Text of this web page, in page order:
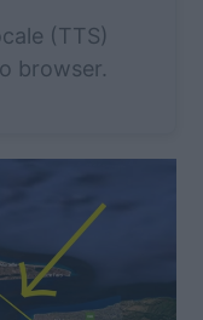
(TTS)
browser.